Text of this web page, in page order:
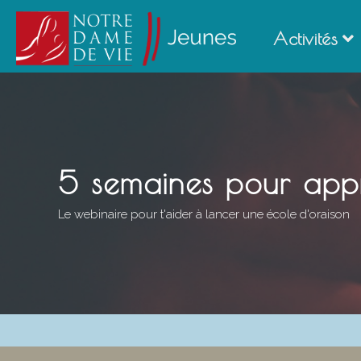
Activités
5 semaines pour
Le webinaire pour t'aider à lancer une école d'oraison
Ton
Ton